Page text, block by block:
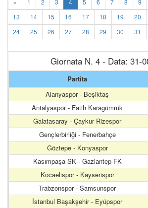
« 1 2 3 4 5 6 7 8 9
13
14 15 16 17 18 19 20
24
25 26 27 28 29 30 31
Giornata N. 4 - Data: 31-
Partita
Alanyaspor - Beşiktaş
Antalyaspor - Fatih Karagümrük
Galatasaray - Çaykur Rizespor
Gençlerbirliği - Fenerbahçe
Göztepe - Konyaspor
Kasımpaşa SK - Gaziantep FK
Kocaelispor - Kayserispor
Trabzonspor - Samsunspor
İstanbul Başakşehir - Eyüpspor